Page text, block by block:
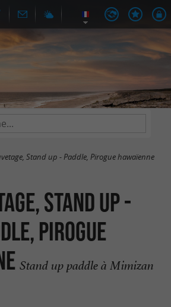
Stand up - Paddle, Pirogue hawaïenne
Stand up -
Pirogue
Stand up paddle à Mimizan